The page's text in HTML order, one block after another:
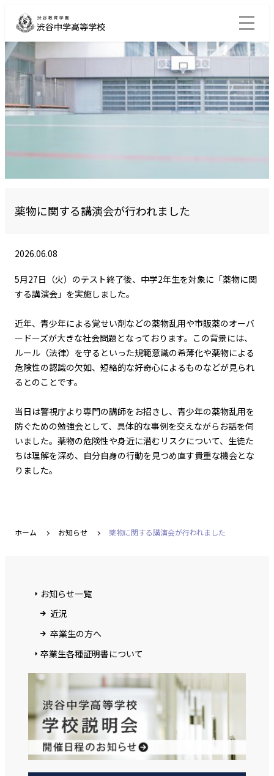
薬物に関する講演会が行われました
2026.06.08
5月27日（火）のテスト終了後、中学2年生を対象に「薬物に関
する講演会」を実施しました。
近年、青少年による覚せい剤などの薬物乱用や市販薬のオーバ
ードーズが大きな社会問題となっております。この背景には、
ルール（法律）を守るといった規範意識の希薄化や薬物による
危険性の認識の欠如、短絡的な好奇心によるものなどが見られ
るとのことです。
当日は警視庁より専門の講師をお招きし、青少年の薬物乱用を
防ぐための勉強会として、具体的な事例を交えながらお話を伺
いました。薬物の危険性や身近に潜むリスクについて、生徒た
ちは理解を深め、自分自身の行動を見つめ直す貴重な機会とな
りました。
ホーム お知らせ 薬物に関する講演会が行われました
お知らせ一覧
近況
卒業生の方へ
卒業生各種証明書について